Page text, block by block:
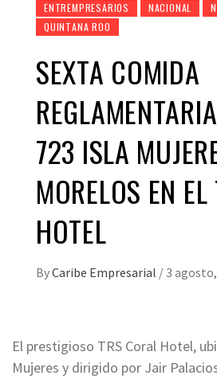
ENTREMPRESARIOS NACIONAL
QUINTANA ROO
SEXTA COMIDA
723 ISLA
MORELOS EN
HOTEL
ByCaribe Empresarial / 3
El prestigioso TRS Coral Hotel,
Mujeres y dirigido por Jair